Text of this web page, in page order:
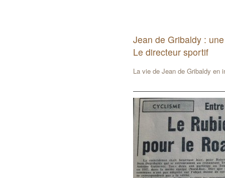
Jean de Gribaldy :
Le directeur sportif
La vie de Jean de Gribaldy en